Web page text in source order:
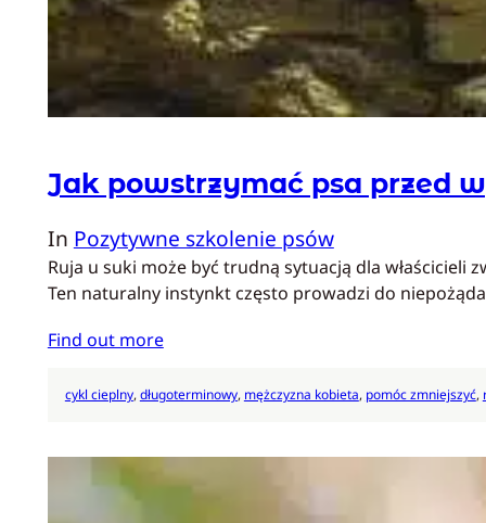
Jak powstrzymać psa przed
In Pozytywne szkolenie psów
Ruja u suki może być trudną sytuacją dla właścicieli
Ten naturalny instynkt często prowadzi do
Find out more
cykl cieplny, długoterminowy, mężczyzna kobieta, pomóc zmniejszyć,